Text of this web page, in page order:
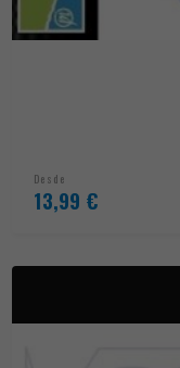
Desde
13,99 €